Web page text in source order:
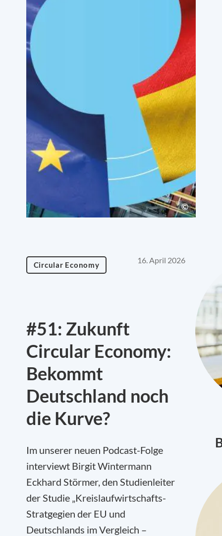
Circular Economy 16. April 2026
#51: Zukunft
Circular Economy:
Bekommt
Deutschland noch
die Kurve?
Im unserer neuen Podcast-Folge
interviewt Birgit Wintermann
Eckhard Störmer, den Studienleiter
der Studie „Kreislaufwirtschafts-
Stratgegien der EU und
Deutschlands im Vergleich –